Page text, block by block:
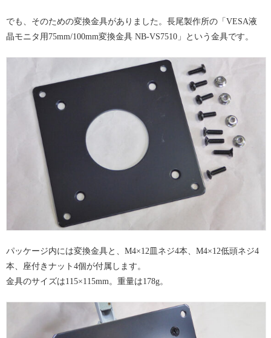
でも、そのための変換金具がありました。長尾製作所の「VESA液
晶モニタ用75mm/100mm変換金具 NB-VS7510」という金具です。
パッケージ内には変換金具と、M4×12皿ネジ4本、M4×12低頭ネジ4
本、座付きナット4個が付属します。
金具のサイズは115×115mm。重量は178g。